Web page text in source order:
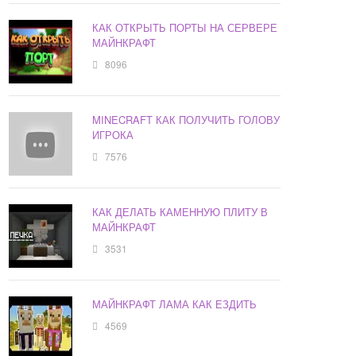
КАК ОТКРЫТЬ ПОРТЫ НА СЕРВЕРЕ
МАЙНКРАФТ
8096
MINECRAFT КАК ПОЛУЧИТЬ ГОЛОВУ
ИГРОКА
7576
КАК ДЕЛАТЬ КАМЕННУЮ ПЛИТУ В
МАЙНКРАФТ
3531
МАЙНКРАФТ ЛАМА КАК ЕЗДИТЬ
4569